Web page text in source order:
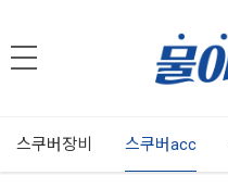
스쿠버장비 스쿠버acc